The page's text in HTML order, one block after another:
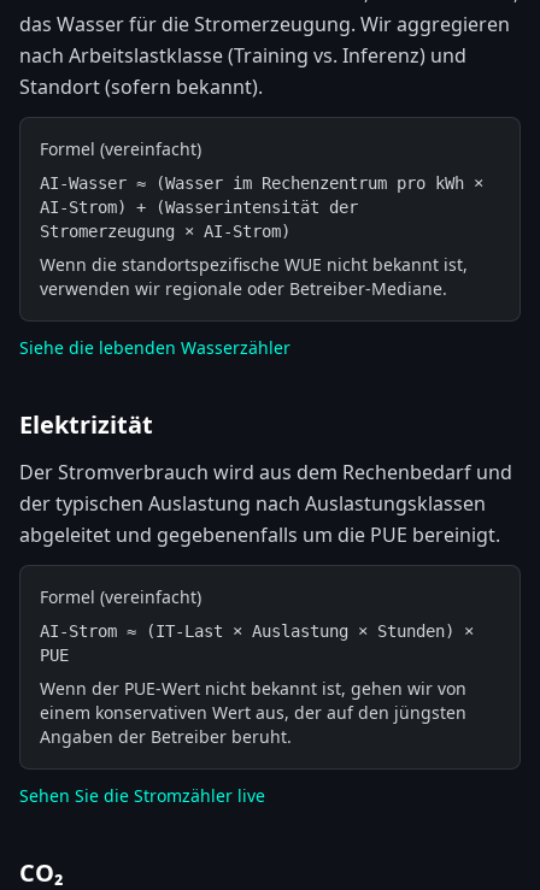
das Wasser für die Stromerzeugung. Wir aggregieren
nach Arbeitslastklasse (Training vs. Inferenz) und
Standort (sofern bekannt).
Formel (vereinfacht)
AI-Wasser ≈ (Wasser im Rechenzentrum pro kWh ×
AI-Strom) + (Wasserintensität der
Stromerzeugung × AI-Strom)
Wenn die standortspezifische WUE nicht bekannt ist,
verwenden wir regionale oder Betreiber-Mediane.
Siehe die lebenden Wasserzähler
Elektrizität
Der Stromverbrauch wird aus dem Rechenbedarf und
der typischen Auslastung nach Auslastungsklassen
abgeleitet und gegebenenfalls um die PUE bereinigt.
Formel (vereinfacht)
AI-Strom ≈ (IT-Last × Auslastung × Stunden) ×
PUE
Wenn der PUE-Wert nicht bekannt ist, gehen wir von
einem konservativen Wert aus, der auf den jüngsten
Angaben der Betreiber beruht.
Sehen Sie die Stromzähler live
CO₂